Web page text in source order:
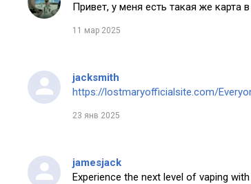
Привет, у меня есть такая же карта
11 мар 2025
jacksmith
https://lostmaryofficialsite.com/
23 янв 2025
jamesjack
Experience the next level of vaping